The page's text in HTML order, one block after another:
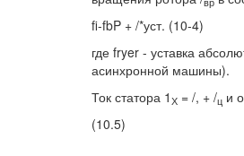
fi-fbP + /*уст. (10-4)
где fryer - уставка
асинхронной машины).
Ток статора 1 Х = /, + /ц и
(10.5)